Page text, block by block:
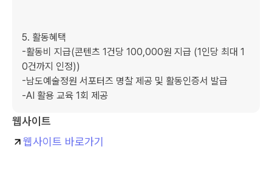
5. 활동혜택
-활동비 지급(콘텐츠 1건당 100,000원 지급 (1인당 최대 1
0건까지 인정))
-남도예술정원 서포터즈 명찰 제공 및 활동인증서 발급
-AI 활용 교육 1회 제공
웹사이트
웹사이트 바로가기